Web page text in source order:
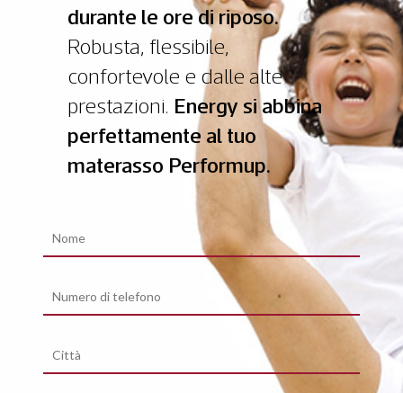
Poltronedurante le ore di riposo.
Robusta, flessibile,
confortevole e dalle alte
prestazioni. Energy si abbina
perfettamente al tuo
materasso Performup.